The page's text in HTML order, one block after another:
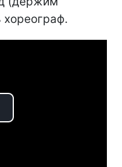
хореограф.